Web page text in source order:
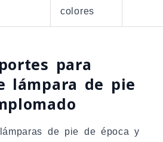
colores
para
lámpara de pie
de pie de época y